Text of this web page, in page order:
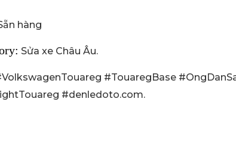
hàng
Sửa xe Châu Âu.
#TouaregBase
#denledoto.com.